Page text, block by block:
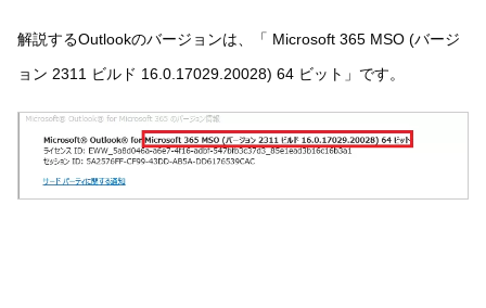
解説するOutlookのバージョンは、「 Microsoft 365 MSO (バージ
ョン 2311 ビルド 16.0.17029.20028) 64 ビット」です。